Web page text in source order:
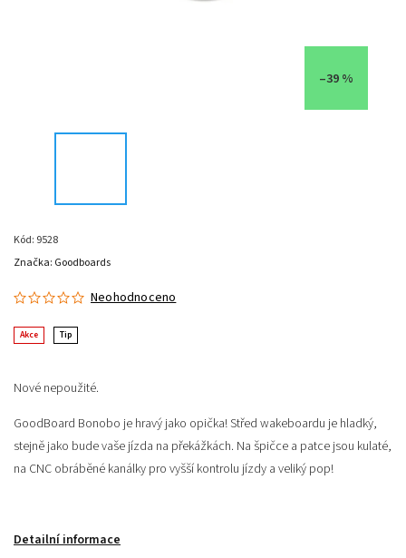
–39 %
Kód: 9528
Akce Tip
Neohodnoceno
Nové nepoužité.
GoodBoard Bonobo je hravý jako opička!Střed wakeboardu je hladký,
stejně jako bude vaše jízda na překážkách. Na špičce a patce jsou kulaté,
na CNC obráběné kanálky pro vyšší kontrolu jízdy a veliký pop!
Detailní informace
Značka: Goodboards